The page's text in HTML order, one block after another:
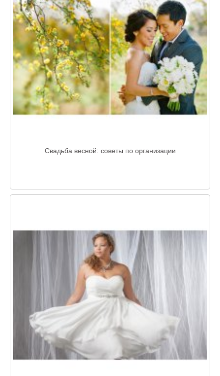
Свадьба весной: советы по организации